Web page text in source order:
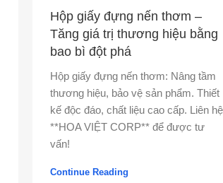
Hộp giấy đựng nến thơm –
Tăng giá trị thương hiệu bằng
bao bì đột phá
Hộp giấy đựng nến thơm: Nâng tầm
thương hiệu, bảo vệ sản phẩm. Thiết
kế độc đáo, chất liệu cao cấp. Liên hệ
**HOA VIỆT CORP** để được tư
vấn!
Continue Reading